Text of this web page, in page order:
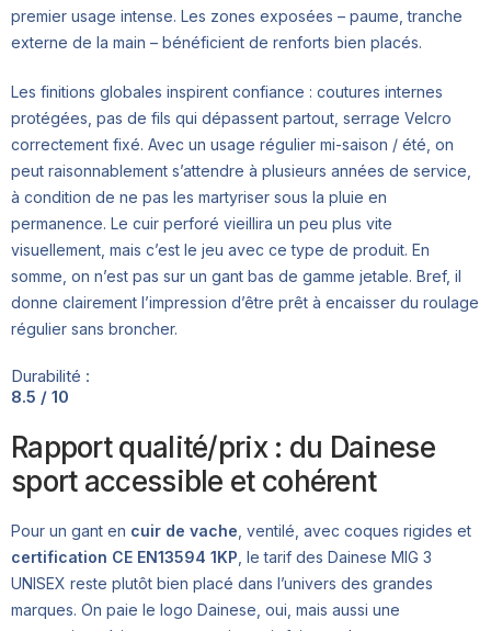
premier usage intense. Les zones exposées – paume, tranche
externe de la main – bénéficient de renforts bien placés.
Les finitions globales inspirent confiance : coutures internes
protégées, pas de fils qui dépassent partout, serrage Velcro
correctement fixé. Avec un usage régulier mi-saison / été, on
peut raisonnablement s’attendre à plusieurs années de service,
à condition de ne pas les martyriser sous la pluie en
permanence. Le cuir perforé vieillira un peu plus vite
visuellement, mais c’est le jeu avec ce type de produit. En
somme, on n’est pas sur un gant bas de gamme jetable. Bref, il
donne clairement l’impression d’être prêt à encaisser du roulage
régulier sans broncher.
Durabilité :
8.5 / 10
Rapport qualité/prix : du Dainese
sport accessible et cohérent
Pour un gant en cuir de vache , ventilé, avec coques rigides et
certification CE EN13594 1KP , le tarif des Dainese MIG 3
UNISEX reste plutôt bien placé dans l’univers des grandes
marques. On paie le logo Dainese, oui, mais aussi une